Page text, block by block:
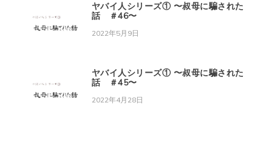
ヤバイ人シリーズ① 〜叔母に騙された
話 ＃46〜
2022年5月9日
ヤバイ人シリーズ① 〜叔母に騙された
話 ＃45〜
2022年4月28日